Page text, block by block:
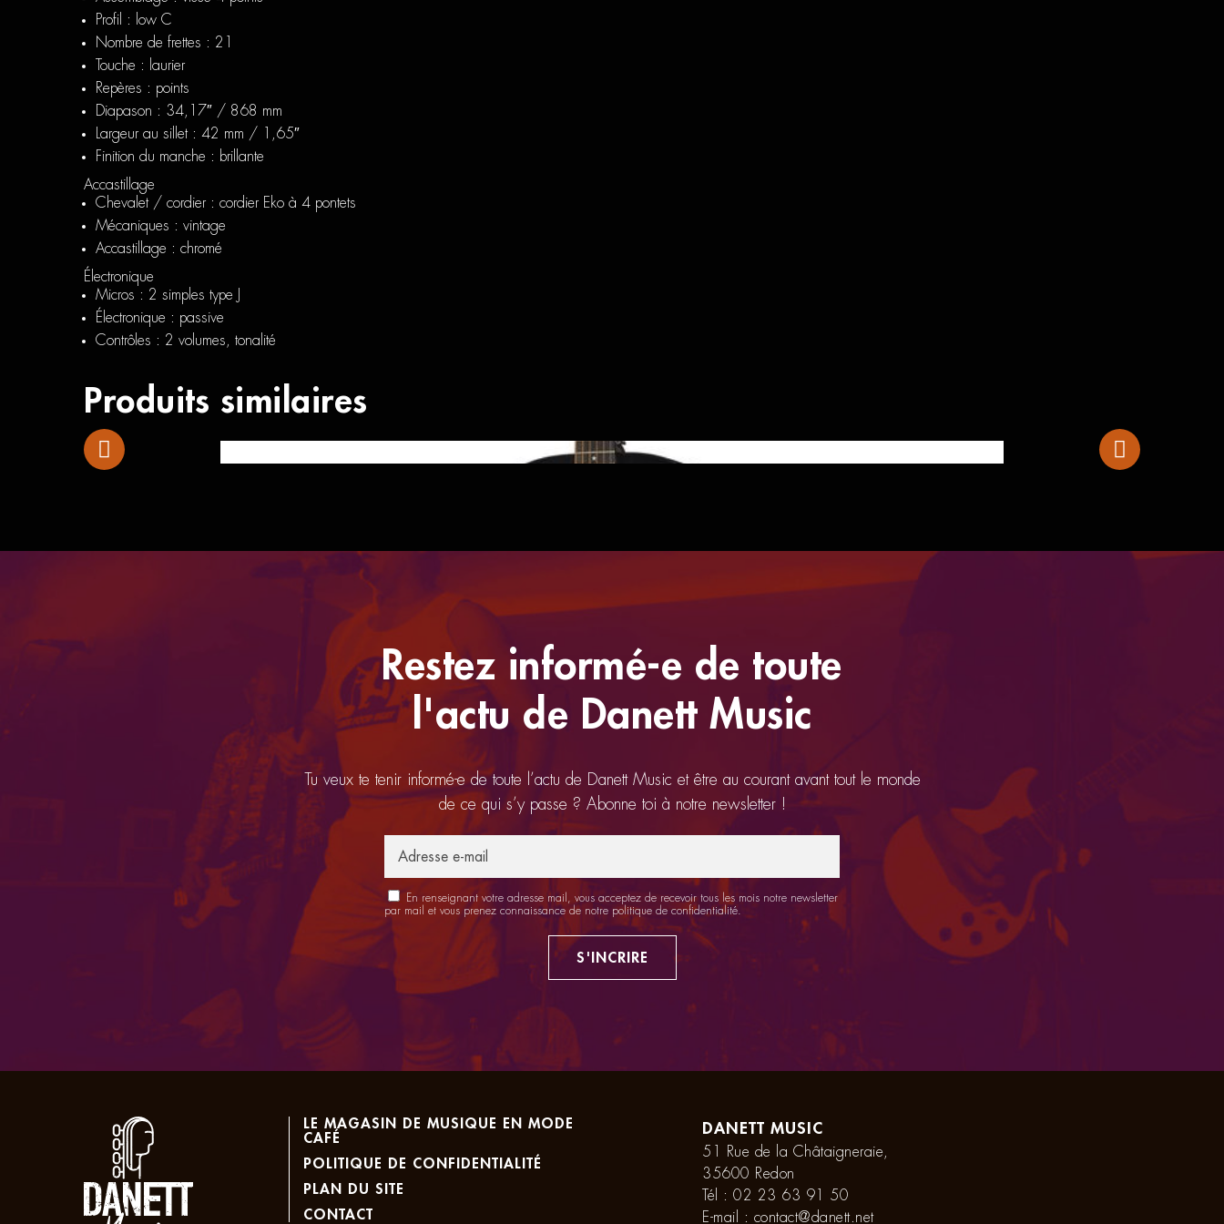
Profil : low C
Nombre de frettes : 21
Touche : laurier
Repères : points
Diapason : 34,17″ / 868 mm
Largeur au sillet : 42 mm / 1,65″
Finition du manche : brillante
Accastillage
Chevalet / cordier : cordier Eko à 4 pontets
Mécaniques : vintage
Accastillage : chromé
Électronique
Micros : 2 simples type J
Électronique : passive
Contrôles : 2 volumes, tonalité
Produits similaires
Squier Affinity Stratocaster FMT HSS
Restez informé-e de toute
l'actu de Danett Music
Tu veux te tenir informé-e de toute l’actu de Danett Music et être au courant avant tout le monde
de ce qui s’y passe ? Abonne toi à notre newsletter !
En renseignant votre adresse mail, vous acceptez de recevoir tous les mois notre newsletter
par mail et vous prenez connaissance de notre politique de confidentialité
S'INCRIRE
LE MAGASIN DE MUSIQUE EN MODE
CAFÉ
POLITIQUE DE CONFIDENTIALITÉ
PLAN DU SITE
CONTACT
DANETT MUSIC
51 Rue de la Châtaigneraie,
35600 Redon
Tél : 02 23 63 91 50
E-mail : contact@danett.net